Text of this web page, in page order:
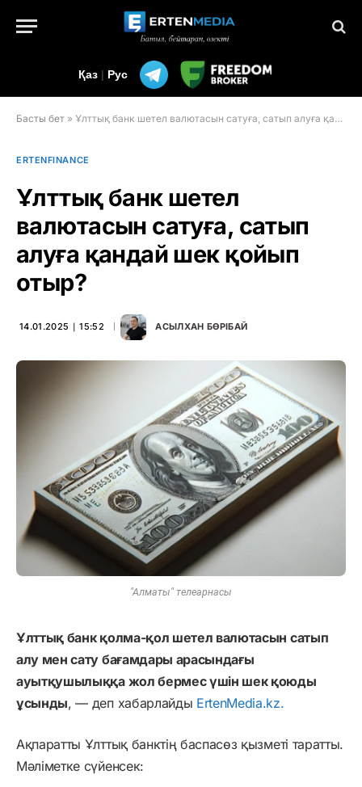
Қаз | Рус
Басты бет » Ұлттық банк шетел валютасын сатуға, сатып алуға қандай шек қойып отыр?
ERTENFINANCE
Ұлттық банк шетел
валютасын сатуға, сатып
алуға қандай шек қойып
отыр?
14.01.2025 ∣ 15:52 АСЫЛХАН БӨРІБАЙ
"Алматы" телеарнасы
Ұлттық банк қолма-қол шетел валютасын сатып
алу мен сату бағамдары арасындағы
ауытқушылыққа жол бермес үшін шек қоюды
ұсынды, — деп хабарлайды ErtenMedia.kz.
Ақпаратты Ұлттық банктің баспасөз қызметі таратты.
Мәліметке сүйенсек: